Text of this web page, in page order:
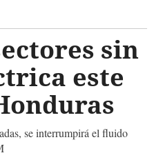
sin
este
se interrumpirá el fluido